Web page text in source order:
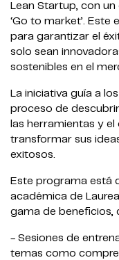
Lean Startup, con
‘Go to market’.
para garantizar el
solo sean
sostenibles en el
La iniciativa guía a
proceso de
las herramientas y
transformar sus
exitosos.
Este programa está
académica de
gama de beneficios,
- Sesiones de
temas como